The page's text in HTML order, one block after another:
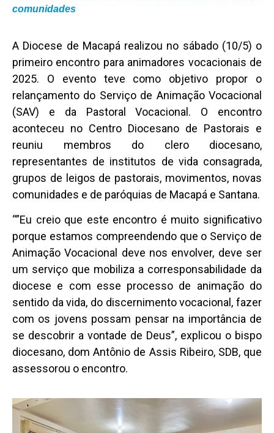
comunidades
A Diocese de Macapá realizou no sábado (10/5) o
primeiro encontro para animadores vocacionais de
2025. O evento teve como objetivo propor o
relançamento do Serviço de Animação Vocacional
(SAV) e da Pastoral Vocacional. O encontro
aconteceu no Centro Diocesano de Pastorais e
reuniu membros do clero diocesano,
representantes de institutos de vida consagrada,
grupos de leigos de pastorais, movimentos, novas
comunidades e de paróquias de Macapá e Santana.
“”Eu creio que este encontro é muito significativo
porque estamos compreendendo que o Serviço de
Animação Vocacional deve nos envolver, deve ser
um serviço que mobiliza a corresponsabilidade da
diocese e com esse processo de animação do
sentido da vida, do discernimento vocacional, fazer
com os jovens possam pensar na importância de
se descobrir a vontade de Deus”, explicou o bispo
diocesano, dom Antônio de Assis Ribeiro, SDB, que
assessorou o encontro.